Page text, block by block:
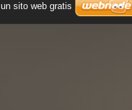
sito web gratis